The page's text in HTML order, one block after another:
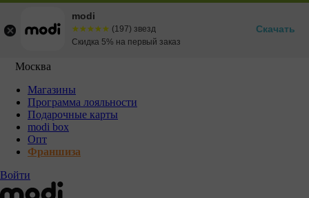
Москва
Магазины
Программа лояльности
Подарочные карты
modi box
Опт
Франшиза
Войти
modi
☆☆☆☆☆
★★★★★ (197) звезд
Скидка 5% на первый заказ
Скачать